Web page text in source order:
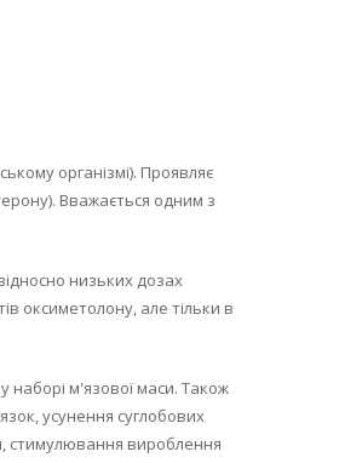
організмі). Проявляє
Вважається одним з
низьких дозах
оксиметолону, але тільки в
наборі м'язової маси. Також
усунення суглобових
стимулювання вироблення